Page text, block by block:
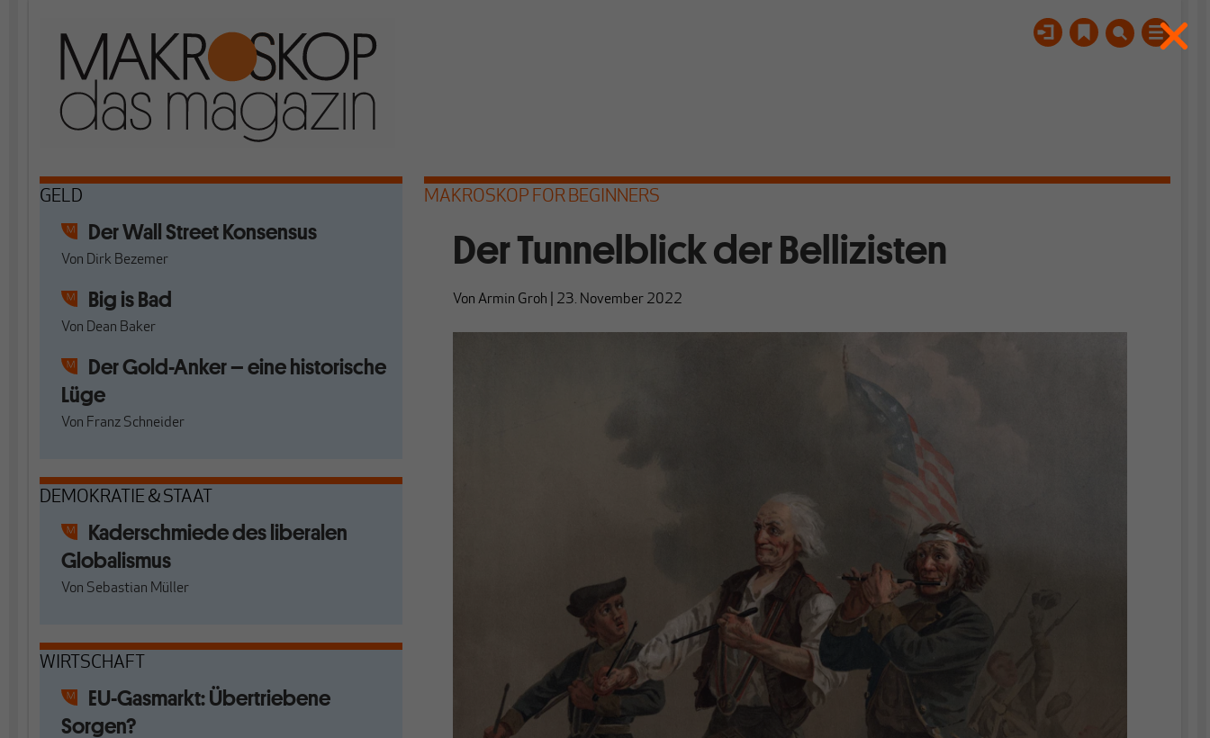
GELD
Der Wall Street Konsensus
Von Dirk Bezemer
Big is Bad
Von Dean Baker
Der Gold-Anker – eine historische
Lüge
Von Franz Schneider
DEMOKRATIE & STAAT
Kaderschmiede des liberalen
Globalismus
Von Sebastian Müller
WIRTSCHAFT
EU-Gasmarkt: Übertriebene
Sorgen?
MAKROSKOP FOR BEGINNERS
Der Tunnelblick der Bellizisten
Von Armin Groh 23. November 2022